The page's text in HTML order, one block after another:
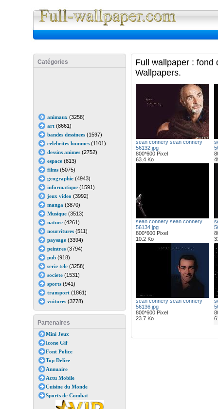
Catégories
animaux (3258)
art(8661)
bandes dessinees(1597)
celebrites hommes(1101)
dessins animes(2752)
espace(813)
films(5075)
geographie(4943)
informatique(1591)
jeux video (3992)
manga (3870)
Musique(3513)
nature(4261)
nourritures(511)
paysage(3394)
peintres(3794)
pub(918)
serie tele(3258)
societe(1531)
sports(941)
transport(1861)
voitures(3778)
Partenaires
Mini Jeux
Icone Gif
Font Police
Top Delire
Annuaire
Actu Mobile
Cuisine du Monde
Sports de Combat
Full wallpaper : fond
Wallpapers.
sean connery sean connery
56132 jpg
800*600 Pixel
63.4 Ko
sean connery sean connery
56134 jpg
800*600 Pixel
10.2 Ko
sean connery sean connery
56136 jpg
800*600 Pixel
23.7 Ko